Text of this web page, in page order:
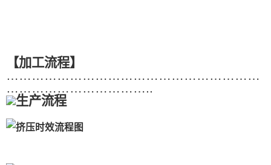
【加工流程】
……………………………………………………
……………………………..